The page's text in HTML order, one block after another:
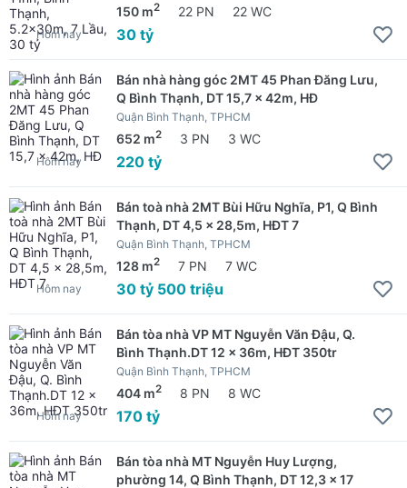
150 m2 22 PN 22 WC
30 tỷ
Hôm nay
Bán nhà hàng góc 2MT 45 Phan Đăng Lưu,
Q Bình Thạnh, DT 15,7 x 42m, HĐ
Quận Bình Thạnh, TPHCM
652 m2 3 PN 3 WC
220 tỷ
Hôm nay
Bán toà nhà 2MT Bùi Hữu Nghĩa, P1, Q Bình
Thạnh, DT 4,5 x 28,5m, HĐT 7
Quận Bình Thạnh, TPHCM
128 m2 7 PN 7 WC
30 tỷ 500 triệu
Hôm nay
Bán tòa nhà VP MT Nguyễn Văn Đậu, Q.
Bình Thạnh.DT 12 x 36m, HĐT 350tr
Quận Bình Thạnh, TPHCM
404 m2 8 PN 8 WC
170 tỷ
Hôm nay
Bán tòa nhà MT Nguyễn Huy Lượng,
phường 14, Q Bình Thạnh, DT 12,3 x 17